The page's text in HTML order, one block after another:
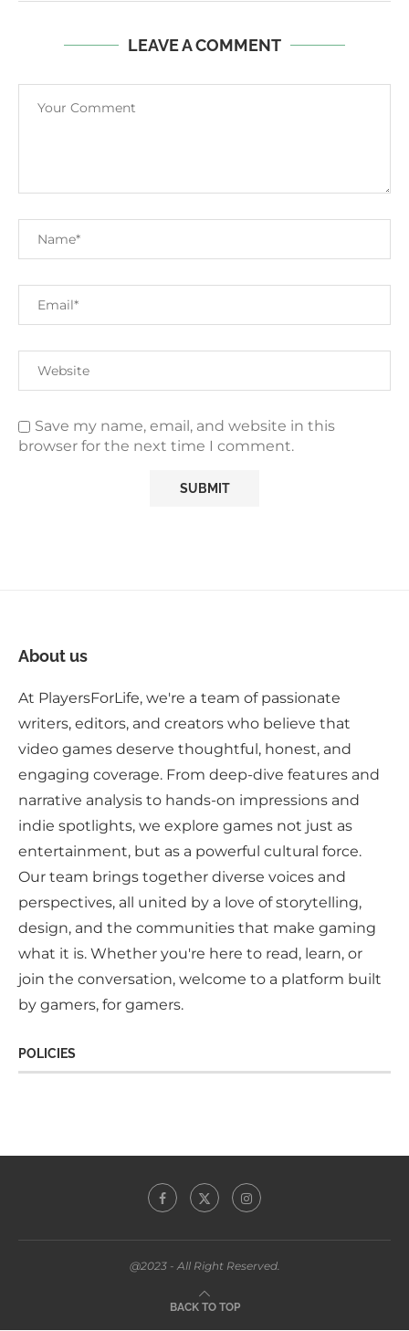
LEAVE A COMMENT
Save my name, email, and website in this
browser for the next time I comment.
About us
At PlayersForLife, we're a team of passionate
writers, editors, and creators who believe that
video games deserve thoughtful, honest, and
engaging coverage. From deep-dive features and
narrative analysis to hands-on impressions and
indie spotlights, we explore games not just as
entertainment, but as a powerful cultural force.
Our team brings together diverse voices and
perspectives, all united by a love of storytelling,
design, and the communities that make gaming
what it is. Whether you're here to read, learn, or
join the conversation, welcome to a platform built
by gamers, for gamers.
POLICIES
@2023 - All Right Reserved.
BACK TO TOP